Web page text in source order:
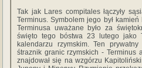
Tak jak Lares compitales łączyły
Terminus. Symbolem jego był
Terminusa uważane było za
święto tego bóstwa 23 lutego jako
kalendarzu rzymskim. Ten
śtraznik granic rzymskich - Terminus
znajdował się na wzgórzu